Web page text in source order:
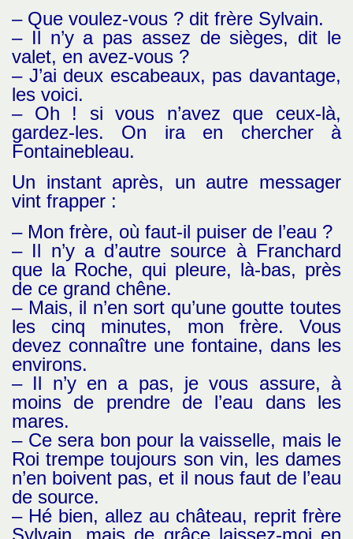
– Que voulez-vous ? dit frère Sylvain.
– Il n’y a pas assez de sièges, dit le
valet, en avez-vous ?
– J’ai deux escabeaux, pas davantage,
les voici.
– Oh ! si vous n’avez que ceux-là,
gardez-les. On ira en chercher à
Fontainebleau.
Un instant après, un autre messager
vint frapper :
– Mon frère, où faut-il puiser de l’eau ?
– Il n’y a d’autre source à Franchard
que la Roche, qui pleure, là-bas, près
de ce grand chêne.
– Mais, il n’en sort qu’une goutte toutes
les cinq minutes, mon frère. Vous
devez connaître une fontaine, dans les
environs.
– Il n’y en a pas, je vous assure, à
moins de prendre de l’eau dans les
mares.
– Ce sera bon pour la vaisselle, mais le
Roi trempe toujours son vin, les dames
n’en boivent pas, et il nous faut de l’eau
de source.
– Hé bien, allez au château, reprit frère